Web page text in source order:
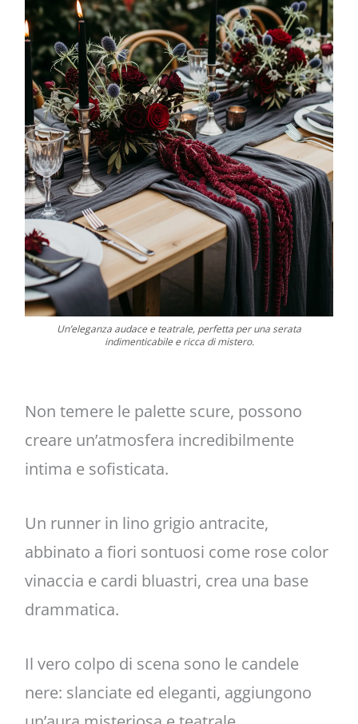
Un’eleganza audace e teatrale, perfetta per una serata
indimenticabile e ricca di mistero.
Non temere le palette scure, possono
creare un’atmosfera incredibilmente
intima e sofisticata.
Un runner in lino grigio antracite,
abbinato a fiori sontuosi come rose color
vinaccia e cardi bluastri, crea una base
drammatica.
Il vero colpo di scena sono le candele
nere: slanciate ed eleganti, aggiungono